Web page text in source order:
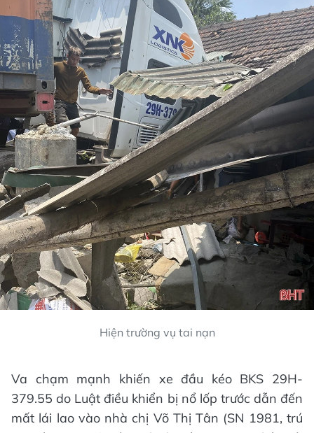
Hiện trường vụ tai nạn
Va chạm mạnh khiến xe đầu kéo BKS 29H-
379.55 do Luật điều khiển bị nổ lốp trước dẫn đến
mất lái lao vào nhà chị Võ Thị Tân (SN 1981, trú